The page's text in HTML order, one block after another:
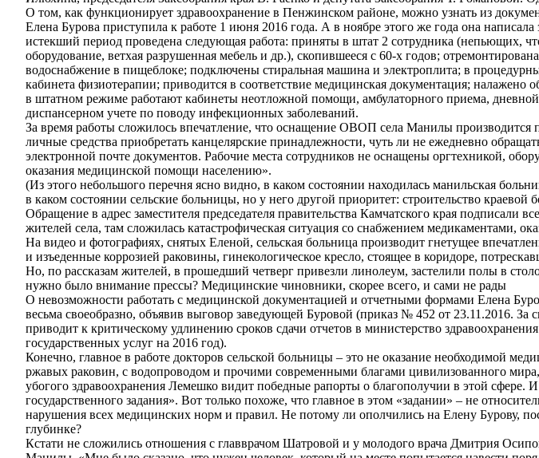
О том, как функционирует здравоохранение в Пенжинском районе, можно узнать из
Елена Бурова приступила к работе 1 июня 2016 года. А в ноябре этого же года она
истекший период проведена следующая работа: приняты в штат 2 сотрудника (непьющих,
оборудование, ветхая разрушенная мебель и др.), скопившееся с 60-х годов;
водоснабжение в пищеблоке; подключены стиральная машина и электроплита; в
кабинета физиотерапии; приводится в соответствие медицинская документация;
в штатном режиме работают кабинеты неотложной помощи, амбулаторного приема,
диспансерном учете по поводу инфекционных заболеваний.
За время работы сложилось впечатление, что оснащение ОВОП села Манилы
личные средства приобретать канцелярские принадлежности, чуть ли не ежедневно
электронной почте документов. Рабочие места сотрудников не оснащены оргтехникой,
оказания медицинской помощи населению».
(Из этого небольшого перечня ясно видно, в каком состоянии находилась манильская
в каком состоянии сельские больницы, но у него другой приоритет: строительство
Обращение в адрес заместителя председателя правительства Камчатского края
жителей села, там сложилась катастрофическая ситуация со снабжением медикаментами,
На видео и фотографиях, снятых Еленой, сельская больница производит гнетущее
и изъеденные коррозией раковины, гинекологическое кресло, стоящее в коридоре,
Но, по рассказам жителей, в прошедший четверг привезли линолеум, застелили полы в
нужно было внимание прессы? Медицинские чиновники, скорее всего, и сами не рады
О невозможности работать с медицинской документацией и отчетными формами Елена
весьма своеобразно, объявив выговор заведующей Буровой (приказ № 452 от 23.11.2016.
приводит к критическому удлинению сроков сдачи отчетов в министерство
государственных услуг на 2016 год).
Конечно, главное в работе докторов сельской больницы – это не оказание необходимой
ржавых раковин, с водопроводом и прочими современными благами цивилизованного
убогого здравоохранения Лемешко видит победные рапорты о благополучии в этой
государственного задания». Вот только похоже, что главное в этом «задании» – не
нарушения всех медицинских норм и правил. Не потому ли ополчились на Елену Бурову,
глубинке?
Кстати не сложились отношения с главврачом Шатровой и у молодого врача Дмитрия